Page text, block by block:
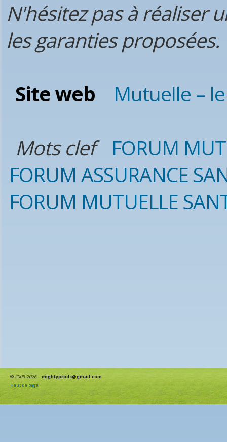
N'hésitez pas à réaliser
les garanties proposées.
Site web
Mutuelle –
Mots clef
FORUM
FORUM ASSURANCE
FORUM MUTUELLE
©2009-2026
mightyprods@gmail.com
Haut de page